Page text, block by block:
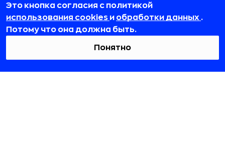
Это кнопка согласия с политикой
использования cookies и обработки данных .
Потому что она должна быть.
Понятно